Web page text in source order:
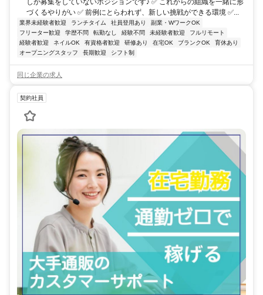
しか募集をしていないポジションです♪ ✅ これからの組織を一緒に形
づくるやりがい ✅ 前例にとらわれず、新しい挑戦ができる環境 ✅...
業界未経験者歓迎 ランチタイム 社員登用あり
副業・WワークOK
フリーター歓迎
学歴不問 転勤なし 経験不問 未経験者歓迎
フルリモート
経験者歓迎
ネイルOK 有資格者歓迎 研修あり 在宅OK ブランクOK
育休あり
オープニングスタッフ
長期歓迎 シフト制
同じ企業の求人
契約社員